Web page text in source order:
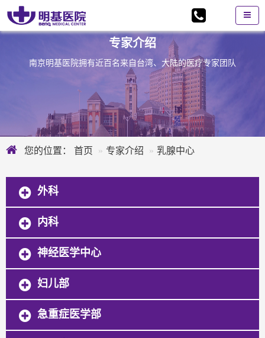
专家介绍
南京明基医院拥有近百名来自台湾、大陆的医疗专家团队
您的位置： 首页 专家介绍 乳腺中心
外科
内科
神经医学中心
妇儿部
急重症医学部